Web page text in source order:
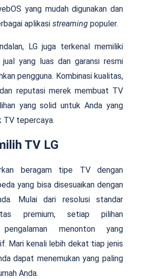
yang mudah digunakan dan
aplikasi streaming populer.
LG juga terkenal memiliki
jual yang luas dan garansi resmi
pengguna. Kombinasi kualitas,
reputasi merek membuat TV
yang solid untuk Anda yang
TV tepercaya.
TV LG
beragam tipe TV dengan
yang bisa disesuaikan dengan
Mulai dari resolusi standar
premium, setiap pilihan
pengalaman menonton yang
Mari kenali lebih dekat tiap jenis
dapat menemukan yang paling
Anda.